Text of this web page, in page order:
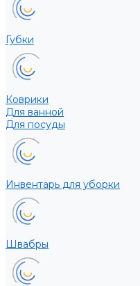
Губки
Коврики
Для ванной
Для посуды
Инвентарь для уборки
Швабры